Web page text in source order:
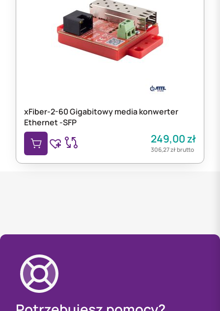
xFiber-2-60 Gigabitowy media konwerter
Ethernet -SFP
249,00zł
306,27złbrutto